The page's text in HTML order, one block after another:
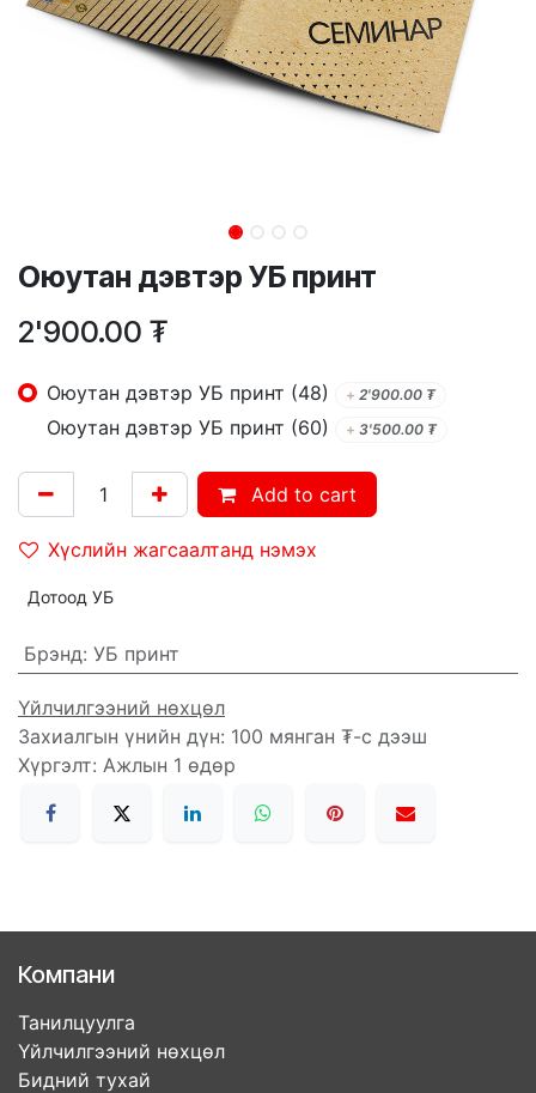
Оюутан дэвтэр УБ принт
2'900.00 ₮
Оюутан дэвтэр УБ принт (48) + 2'900.00₮
Оюутан дэвтэр УБ принт (60) + 3'500.00₮
Add to cart
Хүслийн жагсаалтанд нэмэх
Дотоод УБ
Брэнд: УБ принт
Үйлчилгээний нөхцөл
Захиалгын үнийн дүн: 100 мянган ₮-с дээш
Хүргэлт: Ажлын 1 өдөр
Компани
Танилцуулга
Үйлчилгээний нөхцөл
Бидний тухай